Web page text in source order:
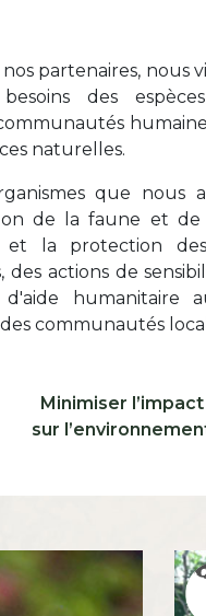
partenaires, nous
des
naturelles.
que nous
de la faune et de
et la protection
des actions de
humanitaire
communautés
Icone
Libellé ico 2
Minimiser l’impact
sur